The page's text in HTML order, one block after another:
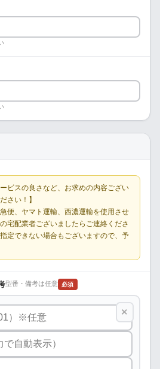
ビスの良さなど、お求めの内容ござい
さい！】
便、ヤマト運輸、西濃運輸を使用させ
宅配業者ございましたらご連絡くださ
定できない場合もございますので、予
型番・備考は任意 必須
×